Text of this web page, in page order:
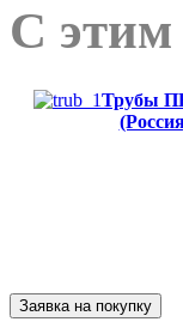
С этим
Трубы
Заявка на покупку